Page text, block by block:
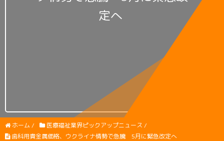
定へ
ホーム / 医療福祉業界ピックアップニュース /
歯科用貴金属価格、ウクライナ情勢で急騰 5月に緊急改定へ